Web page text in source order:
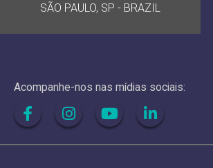
SÃO PAULO, SP - BRAZIL
Acompanhe-nos nas mídias sociais: